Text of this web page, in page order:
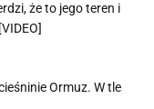
że to jego teren i
Ormuz. W tle